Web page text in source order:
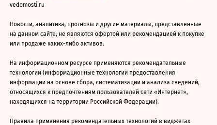
vedomosti.ru
Новости, аналитика, прогнозы и другие материалы, представленные
на данном сайте, не являются офертой или рекомендацией к покупке
или продаже каких-либо активов.
На информационном ресурсе применяются рекомендательные
технологии (информационные технологии предоставления
информации на основе сбора, систематизации и анализа сведений,
относящихся к предпочтениям пользователей сети «Интернет»,
находящихся на территории Российской Федерации).
Правила применения рекомендательных технологий в виджетах